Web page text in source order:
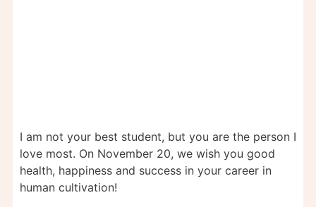
I am not your best student, but you are the person I
love most. On November 20, we wish you good
health, happiness and success in your career in
human cultivation!